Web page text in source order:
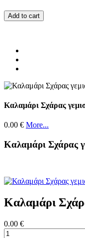
Add to cart
Καλαμάρι Σχάρας
0.00 € More...
Καλαμάρι Σχάρας
Καλαμάρι
0.00 €